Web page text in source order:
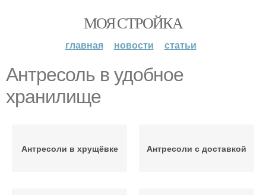
МОЯ СТРОЙКА
главная новости статьи
Антресоль в удобное
хранилище
Антресоли в хрущёвке Антресоли с доставкой